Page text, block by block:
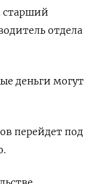
старший
отдела
деньги могут
перейдет под